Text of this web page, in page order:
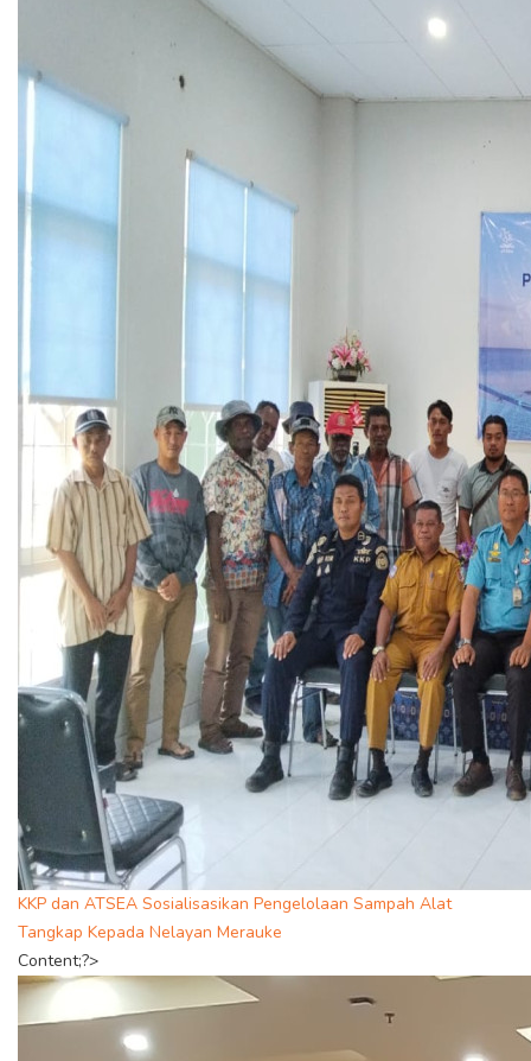
KKP dan ATSEA Sosialisasikan Pengelolaan Sampah Alat
Tangkap Kepada Nelayan Merauke
Content;?>